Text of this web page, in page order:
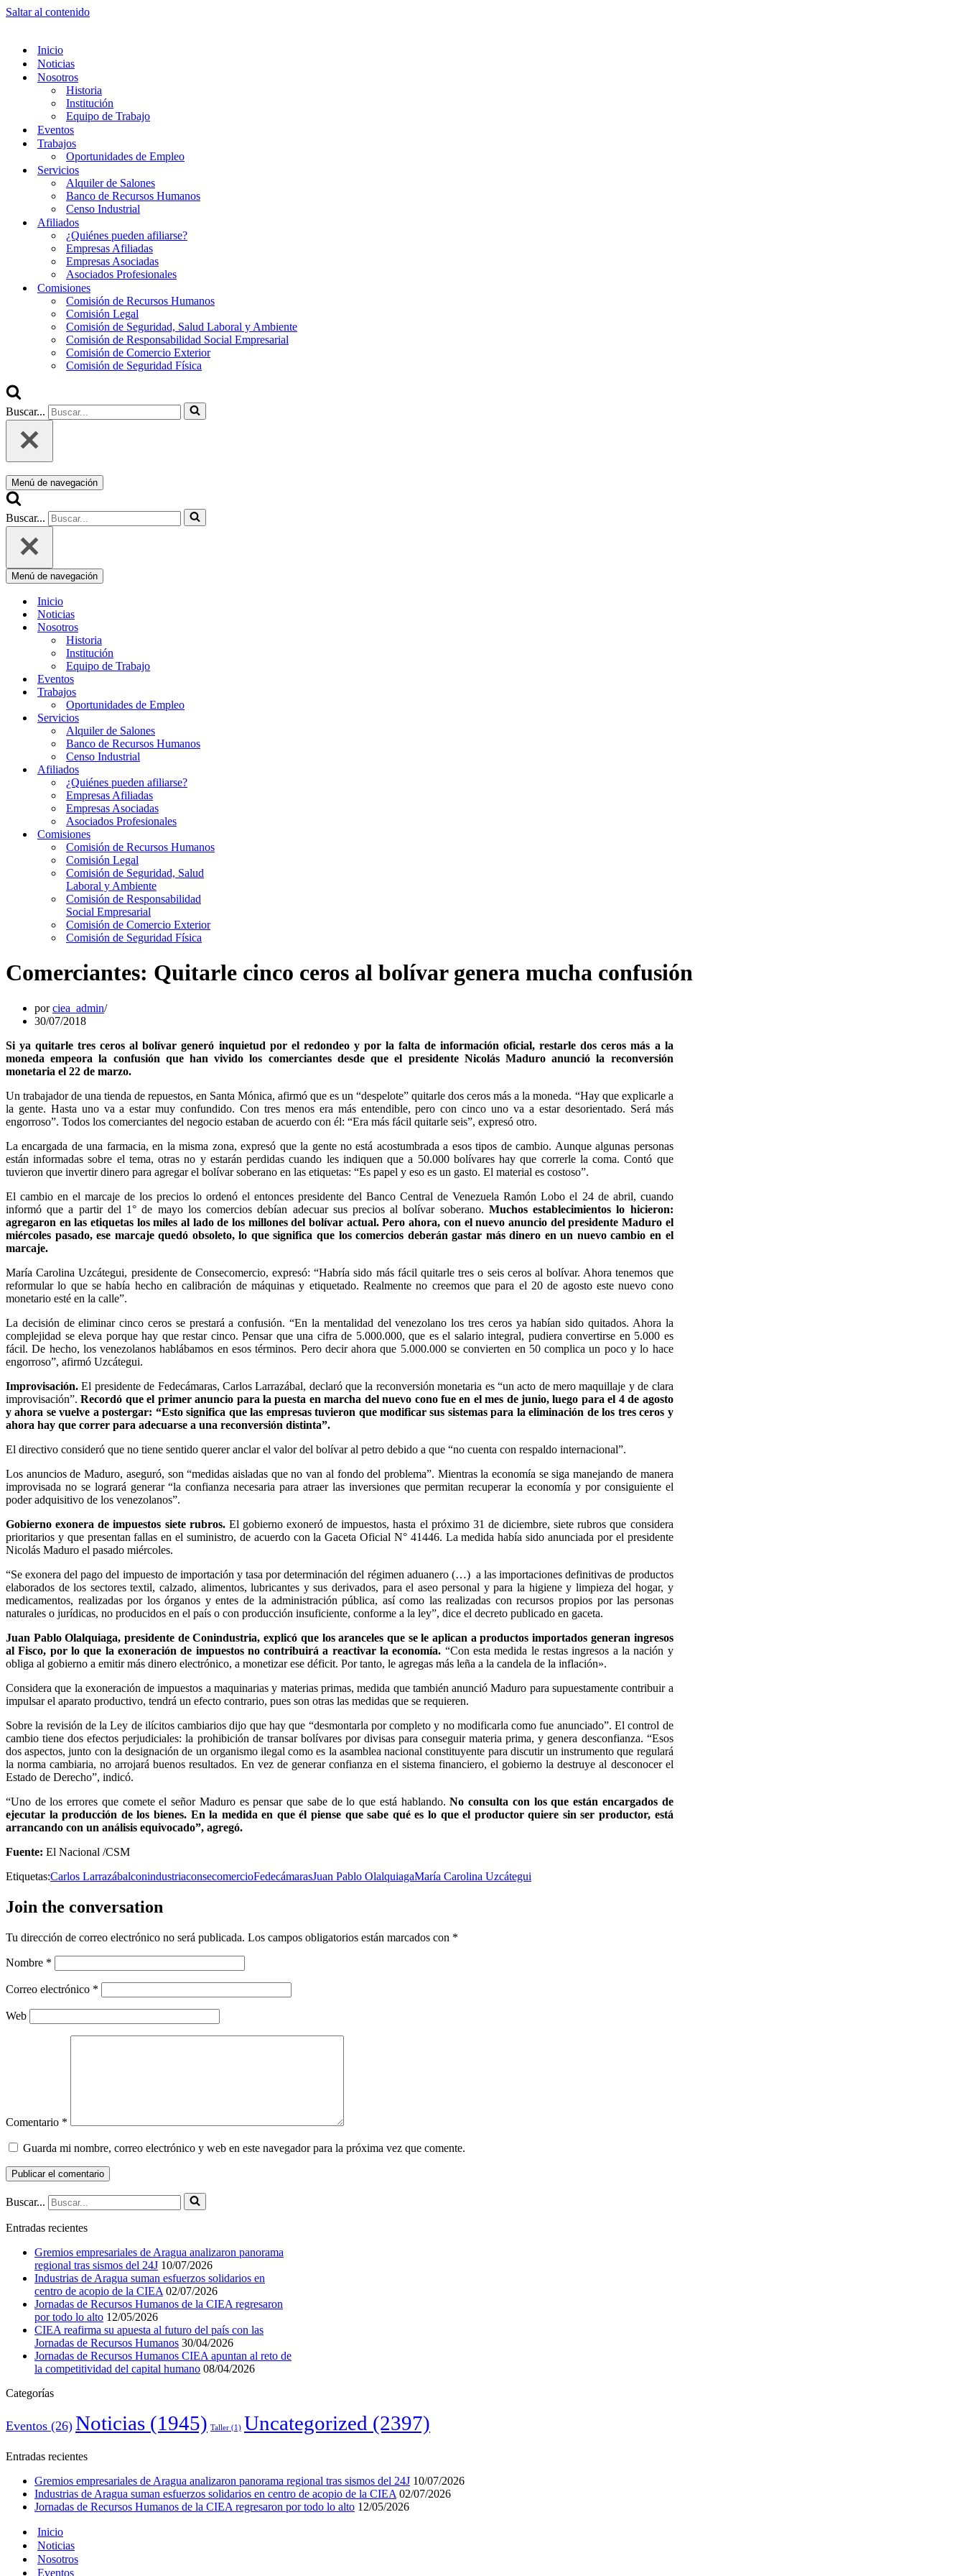
Saltar al contenido
Inicio
Noticias
Nosotros
Historia
Institución
Equipo de Trabajo
Eventos
Trabajos
Oportunidades de Empleo
Servicios
Alquiler de Salones
Banco de Recursos Humanos
Censo Industrial
Afiliados
¿Quiénes pueden afiliarse?
Empresas Afiliadas
Empresas Asociadas
Asociados Profesionales
Comisiones
Comisión de Recursos Humanos
Comisión Legal
Comisión de Seguridad, Salud Laboral y Ambiente
Comisión de Responsabilidad Social Empresarial
Comisión de Comercio Exterior
Comisión de Seguridad Física
Buscar...
Menú de navegación
Buscar...
Menú de navegación
Inicio
Noticias
Nosotros
Historia
Institución
Equipo de Trabajo
Eventos
Trabajos
Oportunidades de Empleo
Servicios
Alquiler de Salones
Banco de Recursos Humanos
Censo Industrial
Afiliados
¿Quiénes pueden afiliarse?
Empresas Afiliadas
Empresas Asociadas
Asociados Profesionales
Comisiones
Comisión de Recursos Humanos
Comisión Legal
Comisión de Seguridad, Salud
Laboral y Ambiente
Comisión de Responsabilidad
Social Empresarial
Comisión de Comercio Exterior
Comisión de Seguridad Física
Comerciantes: Quitarle cinco ceros al bolívar genera mucha confusión
porciea_admin
30/07/2018
Si ya quitarle tres ceros al bolívar generó inquietud por el redondeo y por la falta de información oficial, restarle dos ceros más a la
moneda empeora la confusión que han vivido los comerciantes desde que el presidente Nicolás Maduro anunció la reconversión
monetaria el 22 de marzo.
Un trabajador de una tienda de repuestos, en Santa Mónica, afirmó que es un “despelote” quitarle dos ceros más a la moneda. “Hay que explicarle a
la gente. Hasta uno va a estar muy confundido. Con tres menos era más entendible, pero con cinco uno va a estar desorientado. Será más
engorroso”. Todos los comerciantes del negocio estaban de acuerdo con él: “Era más fácil quitarle seis”, expresó otro.
La encargada de una farmacia, en la misma zona, expresó que la gente no está acostumbrada a esos tipos de cambio. Aunque algunas personas
están informadas sobre el tema, otras no y estarán perdidas cuando les indiquen que a 50.000 bolívares hay que correrle la coma. Contó que
tuvieron que invertir dinero para agregar el bolívar soberano en las etiquetas: “Es papel y eso es un gasto. El material es costoso”.
El cambio en el marcaje de los precios lo ordenó el entonces presidente del Banco Central de Venezuela Ramón Lobo el 24 de abril, cuando
informó que a partir del 1° de mayo los comercios debían adecuar sus precios al bolívar soberano. Muchos establecimientos lo hicieron:
agregaron en las etiquetas los miles al lado de los millones del bolívar actual. Pero ahora, con el nuevo anuncio del presidente Maduro el
miércoles pasado, ese marcaje quedó obsoleto, lo que significa que los comercios deberán gastar más dinero en un nuevo cambio en el
marcaje.
María Carolina Uzcátegui, presidente de Consecomercio, expresó: “Habría sido más fácil quitarle tres o seis ceros al bolívar. Ahora tenemos que
reformular lo que se había hecho en calibración de máquinas y etiquetado. Realmente no creemos que para el 20 de agosto este nuevo cono
monetario esté en la calle”.
La decisión de eliminar cinco ceros se prestará a confusión. “En la mentalidad del venezolano los tres ceros ya habían sido quitados. Ahora la
complejidad se eleva porque hay que restar cinco. Pensar que una cifra de 5.000.000, que es el salario integral, pudiera convertirse en 5.000 es
fácil. De hecho, los venezolanos hablábamos en esos términos. Pero decir ahora que 5.000.000 se convierten en 50 complica un poco y lo hace
engorroso”, afirmó Uzcátegui.
Improvisación. El presidente de Fedecámaras, Carlos Larrazábal, declaró que la reconversión monetaria es “un acto de mero maquillaje y de clara
improvisación”.Recordó que el primer anuncio para la puesta en marcha del nuevo cono fue en el mes de junio, luego para el 4 de agosto
y ahora se vuelve a postergar: “Esto significa que las empresas tuvieron que modificar sus sistemas para la eliminación de los tres ceros y
ahora hay que correr para adecuarse a una reconversión distinta”.
El directivo consideró que no tiene sentido querer anclar el valor del bolívar al petro debido a que “no cuenta con respaldo internacional”.
Los anuncios de Maduro, aseguró, son “medidas aisladas que no van al fondo del problema”. Mientras la economía se siga manejando de manera
improvisada no se logrará generar “la confianza necesaria para atraer las inversiones que permitan recuperar la economía y por consiguiente el
poder adquisitivo de los venezolanos”.
Gobierno exonera de impuestos siete rubros.El gobierno exoneró de impuestos, hasta el próximo 31 de diciembre, siete rubros que considera
prioritarios y que presentan fallas en el suministro, de acuerdo con la Gaceta Oficial N° 41446. La medida había sido anunciada por el presidente
Nicolás Maduro el pasado miércoles.
“Se exonera del pago del impuesto de importación y tasa por determinación del régimen aduanero (…) a las importaciones definitivas de productos
elaborados de los sectores textil, calzado, alimentos, lubricantes y sus derivados, para el aseo personal y para la higiene y limpieza del hogar, y
medicamentos, realizadas por los órganos y entes de la administración pública, así como las realizadas con recursos propios por las personas
naturales o jurídicas, no producidos en el país o con producción insuficiente, conforme a la ley”, dice el decreto publicado en gaceta.
Juan Pablo Olalquiaga, presidente de Conindustria, explicó que los aranceles que se le aplican a productos importados generan ingresos
al Fisco, por lo que la exoneración de impuestos no contribuirá a reactivar la economía. “Con esta medida le restas ingresos a la nación y
obliga al gobierno a emitir más dinero electrónico, a monetizar ese déficit. Por tanto, le agregas más leña a la candela de la inflación».
Considera que la exoneración de impuestos a maquinarias y materias primas, medida que también anunció Maduro para supuestamente contribuir a
impulsar el aparato productivo, tendrá un efecto contrario, pues son otras las medidas que se requieren.
Sobre la revisión de la Ley de ilícitos cambiarios dijo que hay que “desmontarla por completo y no modificarla como fue anunciado”. El control de
cambio tiene dos efectos perjudiciales: la prohibición de transar bolívares por divisas para conseguir materia prima, y genera desconfianza. “Esos
dos aspectos, junto con la designación de un organismo ilegal como es la asamblea nacional constituyente para discutir un instrumento que regulará
la norma cambiaria, no arrojará buenos resultados. En vez de generar confianza en el sistema financiero, el gobierno la destruye al desconocer el
Estado de Derecho”, indicó.
“Uno de los errores que comete el señor Maduro es pensar que sabe de lo que está hablando.No consulta con los que están encargados de
ejecutar la producción de los bienes. En la medida en que él piense que sabe qué es lo que el productor quiere sin ser productor, está
arrancando con un análisis equivocado”, agregó.
Fuente: El Nacional /CSM
Etiquetas:Carlos LarrazábalconindustriaconsecomercioFedecámarasJuan Pablo OlalquiagaMaría Carolina Uzcátegui
Join the conversation
Tu dirección de correo electrónico no será publicada. Los campos obligatorios están marcados con *
Nombre *
Correo electrónico *
Web
Comentario *
Guarda mi nombre, correo electrónico y web en este navegador para la próxima vez que comente.
Buscar...
Entradas recientes
Gremios empresariales de Aragua analizaron panorama
regional tras sismos del 24J 10/07/2026
Industrias de Aragua suman esfuerzos solidarios en
centro de acopio de la CIEA 02/07/2026
Jornadas de Recursos Humanos de la CIEA regresaron
por todo lo alto 12/05/2026
CIEA reafirma su apuesta al futuro del país con las
Jornadas de Recursos Humanos 30/04/2026
Jornadas de Recursos Humanos CIEA apuntan al reto de
la competitividad del capital humano 08/04/2026
Categorías
Eventos (26) Noticias (1945) Taller (1) Uncategorized (2397)
Entradas recientes
Gremios empresariales de Aragua analizaron panorama regional tras sismos del 24J 10/07/2026
Industrias de Aragua suman esfuerzos solidarios en centro de acopio de la CIEA 02/07/2026
Jornadas de Recursos Humanos de la CIEA regresaron por todo lo alto 12/05/2026
Inicio
Noticias
Nosotros
Eventos